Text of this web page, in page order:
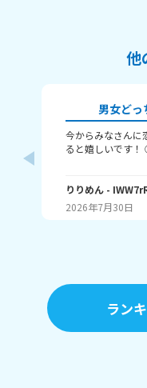
他
男女どっ
今からみなさんに
ると嬉しいです！ ①性別 ②好きな人はいる？ ③好
す！ 最後まで見てくれてありがとう！ ではバイバ
イ！
りりめん -
2026年7月30日
ラン